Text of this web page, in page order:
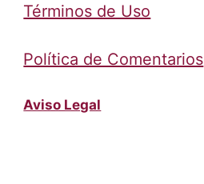
Términos de Uso
Política de Comentarios
Aviso Legal